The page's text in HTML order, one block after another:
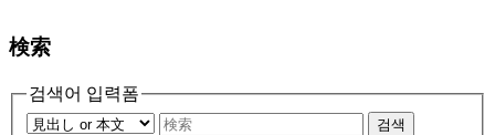
検索
검색어 입력폼
검색